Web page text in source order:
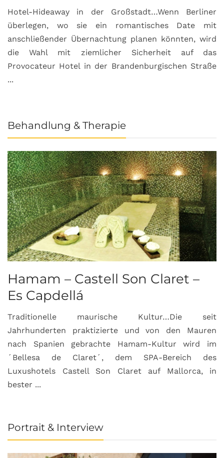
Hotel-Hideaway in der Großstadt…Wenn Berliner
überlegen, wo sie ein romantisches Date mit
anschließender Übernachtung planen könnten, wird
die Wahl mit ziemlicher Sicherheit auf das
Provocateur Hotel in der Brandenburgischen Straße
...
Behandlung & Therapie
Hamam – Castell Son Claret –
Es Capdellá
Traditionelle maurische Kultur…Die seit
Jahrhunderten praktizierte und von den Mauren
nach Spanien gebrachte Hamam-Kultur wird im
´Bellesa de Claret´, dem SPA-Bereich des
Luxushotels Castell Son Claret auf Mallorca, in
bester ...
Portrait & Interview